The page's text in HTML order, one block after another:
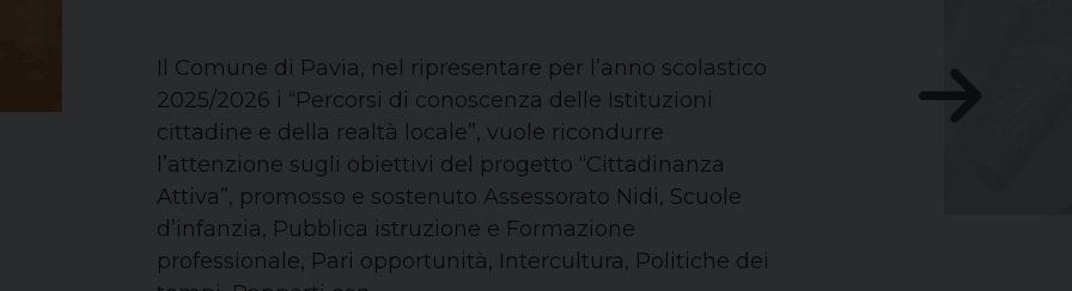
Il Comune di Pavia, nel ripresentare per l’anno scolastico
2025/2026 i “Percorsi di conoscenza delle Istituzioni
cittadine e della realtà locale”, vuole ricondurre
l’attenzione sugli obiettivi del progetto “Cittadinanza
Attiva”, promosso e sostenuto Assessorato Nidi, Scuole
d’infanzia, Pubblica istruzione e Formazione
professionale, Pari opportunità, Intercultura, Politiche dei